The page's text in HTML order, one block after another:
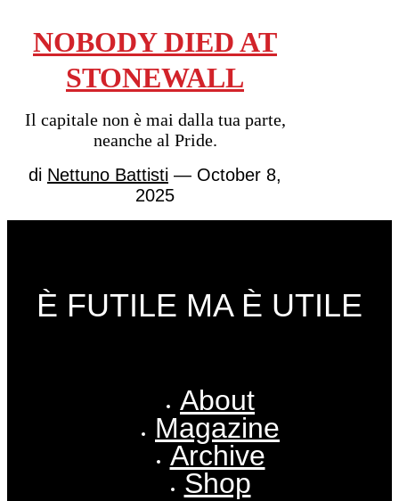
NOBODY DIED AT
STONEWALL
Il capitale non è mai dalla tua parte,
neanche al Pride.
di Nettuno Battisti — October 8,
2025
È FUTILE MA È UTILE
About
Magazine
Archive
Shop